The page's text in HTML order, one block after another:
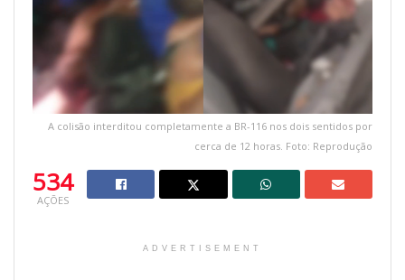
A colisão interditou completamente a BR-116 nos dois sentidos por
cerca de 12 horas. Foto: Reprodução
534
AÇÕES
ADVERTISEMENT